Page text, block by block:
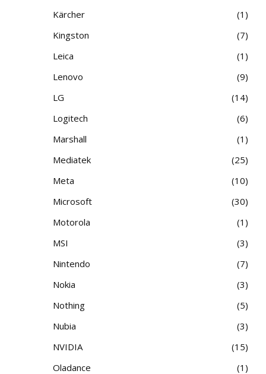
Kärcher
1
Kingston
7
Leica
1
Lenovo
9
LG
14
Logitech
6
Marshall
1
Mediatek
25
Meta
10
Microsoft
30
Motorola
1
MSI
3
Nintendo
7
Nokia
3
Nothing
5
Nubia
3
NVIDIA
15
Oladance
1